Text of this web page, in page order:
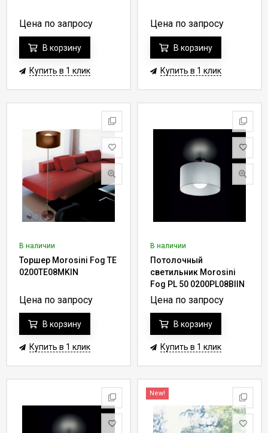
Цена по запросу
В корзину
Купить в 1 клик
Цена по запросу
В корзину
Купить в 1 клик
В наличии
Торшер Morosini Fog TE
0200TE08MKIN
Цена по запросу
В корзину
Купить в 1 клик
В наличии
Потолочный
светильник Morosini
Fog PL 50 0200PL08BIIN
Цена по запросу
В корзину
Купить в 1 клик
New!